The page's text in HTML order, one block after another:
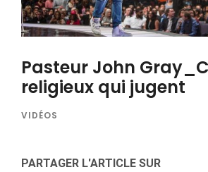
Pasteur John
religieux qui jugent
VIDÉOS
PARTAGER L'ARTICLE SUR